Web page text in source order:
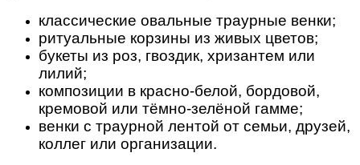
классические овальные траурные венки;
ритуальные корзины из живых цветов;
букеты из роз, гвоздик, хризантем или
лилий;
композиции в красно-белой, бордовой,
кремовой или тёмно-зелёной гамме;
венки с траурной лентой от семьи, друзей,
коллег или организации.